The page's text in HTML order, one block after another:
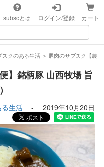
subscとは ログイン/登録 カート
スクのある生活 ＞ 豚肉のサブスク【農
】銘柄豚 山西牧場 旨
生活 - 2019年10月20日